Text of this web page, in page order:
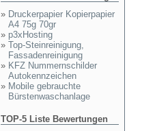
» Druckerpapier Kopierpapier
A4 75g 70gr
» p3xHosting
» Top-Steinreinigung,
Fassadenreinigung
» KFZ Nummernschilder
Autokennzeichen
» Mobile gebrauchte
Bürstenwaschanlage
TOP-5 Liste Bewertungen